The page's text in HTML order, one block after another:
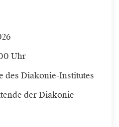
Uhr
des Diakonie-Institutes
der Diakonie